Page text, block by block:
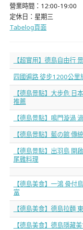
營業時間：12:00-19:00
定休日：星期三
Tabelog頁面
【超實用】德島自由行
四國遍路 徒步1200公里
【德島景點】大步危 日
推薦
【德島景點】鳴門漩渦
【德島景點】藍の館 傳
【德島景點】出羽島
尾雞料理
【德島美食】一鴻 骨付
富
【德島美食】德島拉麵
【德島美食】德島隱藏